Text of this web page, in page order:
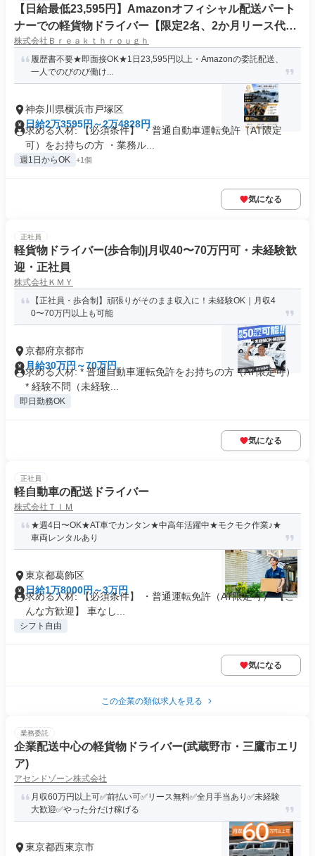
【日給最低23,595円】Amazonオフィシャル配送パート
ナーでの軽貨物ドライバー【限定2名、2か月リース代無
料】
株式会社Ｂｒｅａｋｔｈｒｏｕｇｈ
履歴書不要★即面接OK★1日23,595円以上・Amazonの委託配送、
一人でのびのび働け...
神奈川県横浜市戸塚区
日給2万3595円～2万4828円
求める人材: 【必須条件】 ・普通自動車運転免許（AT限定
可）をお持ちの方 ・業務ル...
週1日からOK +1個
気になる
正社員
軽貨物ドライバー(歩合制)|月収40〜70万円可・未経験歓
迎・正社員
株式会社ＫＭＹ
【正社員・歩合制】頑張りがそのまま収入に！未経験OK｜月収4
0〜70万円以上も可能
京都府京都市
月給30万円～70万円
求める人材: * 普通自動車運転免許をお持ちの方（AT限定可）
* 経験不問（未経験...
即日勤務OK
気になる
正社員
軽自動車の配送ドライバー
株式会社ＴＩＭ
★週4日〜OK★AT車でカンタン★中高年活躍中★モクモク作業♪★
車両レンタルあり
東京都葛飾区
日給1万8000円～3万円
求める人材: 【必須条件】 ・普通運転免許（AT限定可） 【こ
んな方歓迎】 車なし...
シフト自由
気になる
この企業の類似求人を見る
業務委託
企業配送中心の軽貨物ドライバー(武蔵野市・三鷹市エリ
ア)
アセンドゾーン株式会社
月収60万円以上可✅前払い可✅リース無料✅全月手当あり✅未経験
大歓迎✅やった分だけ稼げる
東京都西東京市